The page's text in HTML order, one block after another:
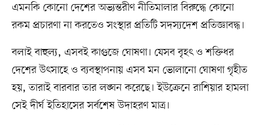
এমনকি কোনো দেশের অভ্যন্তরীণ নীতিমালার বিরুদ্ধে কোনো
রকম প্রচারণা না করতেও সংস্থার প্রতিটি সদস্যদেশ প্রতিজ্ঞাবদ্ধ।
বলাই বাহুল্য, এসবই কাগুজে ঘোষণা। যেসব বৃহৎ ও শক্তিধর
দেশের উৎসাহে ও ব্যবস্থাপনায় এসব মন ভোলানো ঘোষণা গৃহীত
হয়, তারাই বারবার তার লঙ্ঘন করেছে। ইউক্রেনে রাশিয়ার হামলা
সেই দীর্ঘ ইতিহাসের সর্বশেষ উদাহরণ মাত্র।